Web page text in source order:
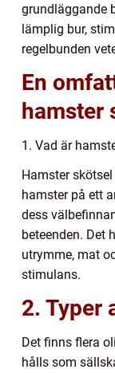
grundläggande
lämplig bur,
regelbunden
En
hamster
1. Vad är
Hamster
hamster på ett
dess
beteenden. Det
utrymme, mat
stimulans.
2. Typer
Det finns flera
hålls som